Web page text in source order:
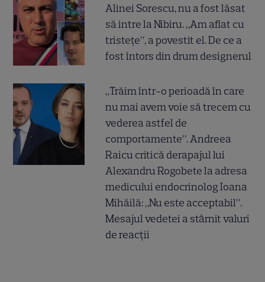
Alinei Sorescu, nu a fost lăsat
să intre la Nibiru. „Am aflat cu
tristețe”, a povestit el. De ce a
fost întors din drum designerul
„Trăim într-o perioadă în care
nu mai avem voie să trecem cu
vederea astfel de
comportamente”. Andreea
Raicu critică derapajul lui
Alexandru Rogobete la adresa
medicului endocrinolog Ioana
Mihăilă: „Nu este acceptabil”.
Mesajul vedetei a stârnit valuri
de reacții